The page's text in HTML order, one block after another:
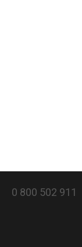
0 800 502 911